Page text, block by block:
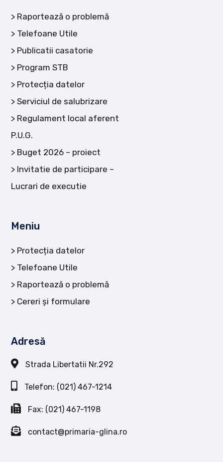
Raportează o problemă
Telefoane Utile
Publicatii casatorie
Program STB
Protecția datelor
Serviciul de salubrizare
Regulament local aferent
P.U.G.
Buget 2026 – proiect
Invitatie de participare –
Lucrari de executie
Meniu
Protecția datelor
Telefoane Utile
Raportează o problemă
Cereri și formulare
Adresă
Strada Libertatii Nr.292
Telefon: (021) 467-1214
Fax: (021) 467-1198
contact@primaria-glina.ro